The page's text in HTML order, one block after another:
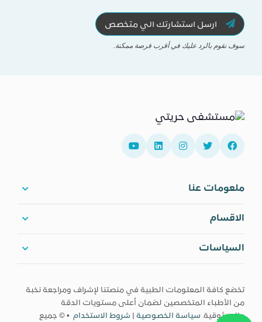
ارسل استشارتك الي متخصص
سوف نقوم بالرد عليك في أقرب فرصة ممكنة.
ملعومات عنا
الاقسام
السياسات
تخضع كافة المعلومات الطبية في منصتنا لإشراف ومراجعة نخبة
من الأطباء المتخصصين لضمان أعلى مستويات الدقة
والموثوقية. سياسة الخصوصية شروط الاستخدام • © جميع